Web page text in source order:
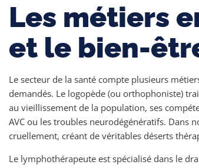
Les métiers
et le bien-
Le secteur de la santé compte plusieurs
demandés. Le logopède (ou orthophoniste)
au vieillissement de la population, ses
AVC ou les troubles neurodégénératifs. Dans
cruellement, créant de véritables déserts
Le lymphothérapeute est spécialisé dans le